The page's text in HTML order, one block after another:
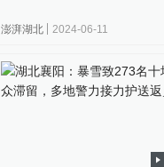
澎湃湖北 2024-06-11